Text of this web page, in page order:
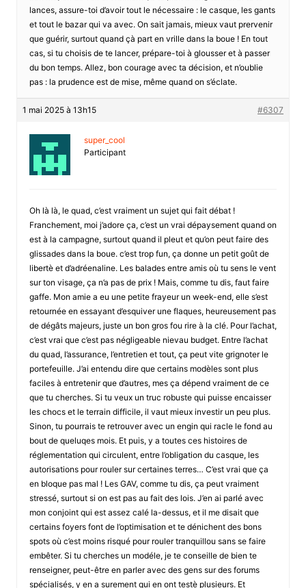
lances, assure-toi d’avoir tout le nécessaire : le casque, les gants
et tout le bazar qui va avec. On sait jamais, mieux vaut prervenir
que guérir, surtout quand çà part en vrille dans la boue ! En tout
cas, si tu choisis de te lancer, prépare-toi à glousser et à passer
du bon temps. Allez, bon courage avec ta décision, et n’oublie
pas : la prudence est de mise, même quand on s’éclate.
1 mai 2025 à 13h15 #6307
super_cool
Participant
Oh là là, le quad, c’est vraiment un sujet qui fait débat !
Franchement, moi j’adore ça, c’est un vrai dépaysement quand on
est à la campagne, surtout quand il pleut et qu’on peut faire des
glissades dans la boue. c’est trop fun, ça donne un petit goût de
libertè et d’adréenaline. Les balades entre amis où tu sens le vent
sur ton visage, ça n’a pas de prix ! Mais, comme tu dis, faut faire
gaffe. Mon amie a eu une petite frayeur un week-end, elle s’est
retournée en essayant d’esquiver une flaques, heureusement pas
de dégâts majeurs, juste un bon gros fou rire à la clé. Pour l’achat,
c’est vrai que c’est pas négligeable nievau budget. Entre l’achat
du quad, l’assurance, l’entretien et tout, ça peut vite grignoter le
portefeuille. J’ai entendu dire que certains modèles sont plus
faciles à entretenir que d’autres, mes ça dépend vraiment de ce
que tu cherches. Si tu veux un truc robuste qui puisse encaisser
les chocs et le terrain difficile, il vaut mieux investir un peu plus.
Sinon, tu pourrais te retrouver avec un engin qui racle le fond au
bout de queluqes mois. Et puis, y a toutes ces histoires de
réglementation qui circulent, entre l’obligation du casque, les
autorisations pour rouler sur certaines terres… C’est vrai que ça
en bloque pas mal ! Les GAV, comme tu dis, ça peut vraiment
stressé, surtout si on est pas au fait des lois. J’en ai parlé avec
mon conjoint qui est assez calé la-dessus, et il me disait que
certains foyers font de l’optimisation et te dénichent des bons
spots où c’est moins risqué pour rouler tranquillou sans se faire
embêter. Si tu cherches un modéle, je te conseille de bien te
renseigner, peut-être en parler avec des gens sur des forums
spécialisés, y en a surement qui en ont testè plusieurs. Et